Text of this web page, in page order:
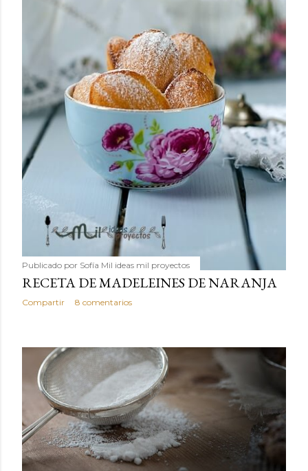
Publicado por Sofía Mil ideas mil proyectos
RECETA DE MADELEINES DE NARANJA
Compartir 8 comentarios